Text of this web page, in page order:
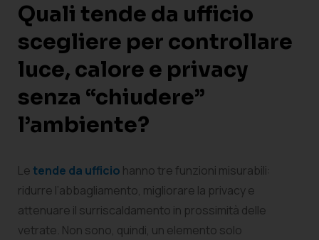
Quali tende da ufficio
scegliere per controllare
luce, calore e privacy
senza “chiudere”
l’ambiente?
Letende da ufficio hanno tre funzioni misurabili:
ridurre l’abbagliamento, migliorare la privacy e
attenuare il surriscaldamento in prossimità delle
vetrate. Non sono, quindi, un elemento solo